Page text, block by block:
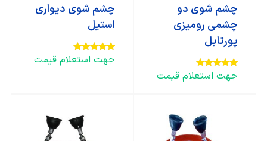
چشم شوی دو
چشمی رومیزی
پورتابل
امتیاز
5.00
جهت استعلام قیمت
چشم شوی دیواری
استیل
امتیاز
5.00
جهت استعلام قیمت